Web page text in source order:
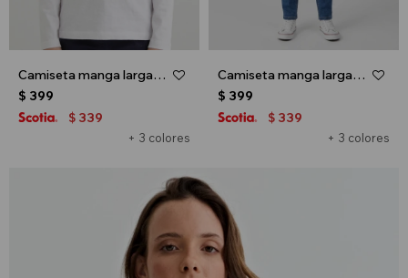
Camiseta manga larga - Blanco
+ 3 colores
$ 399
$ 339
Camiseta manga larga - Negro
+ 3 colores
$ 399
$ 339